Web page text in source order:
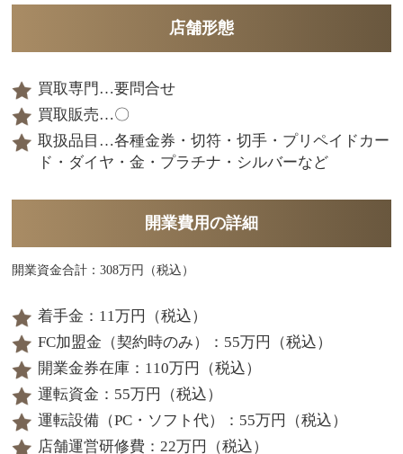
店舗形態
買取専門…要問合せ
買取販売…〇
取扱品目…各種金券・切符・切手・プリペイドカー
ド・ダイヤ・金・プラチナ・シルバーなど
開業費用の詳細
開業資金合計：308万円（税込）
着手金：11万円（税込）
FC加盟金（契約時のみ）：55万円（税込）
開業金券在庫：110万円（税込）
運転資金：55万円（税込）
運転設備（PC・ソフト代）：55万円（税込）
店舗運営研修費：22万円（税込）